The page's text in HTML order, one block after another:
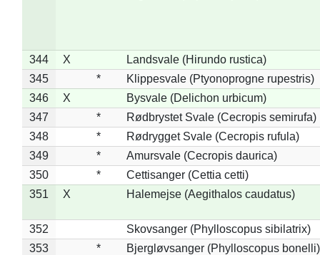
344 X
Landsvale (Hirundo rustica)
345
*
Klippesvale (Ptyonoprogne rupestris)
346
X
Bysvale (Delichon urbicum)
347
*
Rødbrystet Svale (Cecropis semirufa)
348
*
Rødrygget Svale (Cecropis rufula)
349
*
Amursvale (Cecropis daurica)
350
*
Cettisanger (Cettia cetti)
351
X Halemejse (Aegithalos caudatus)
352
Skovsanger (Phylloscopus sibilatrix)
353
*
Bjergløvsanger (Phylloscopus bonelli)